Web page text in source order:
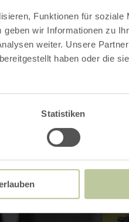
Funktionen für soziale
wir Informationen zu
weiter. Unsere
haben oder die
Statistiken